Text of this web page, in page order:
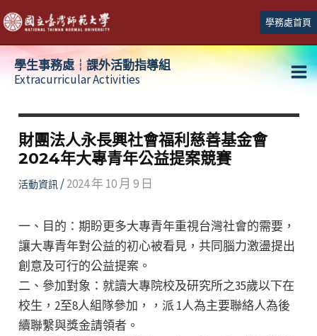
跳
至
主
學務處首頁
學生事務處┆課外活動指導組
Extracurricular Activities
財團法人永長興社會福利慈善基金會
2024年大專青年公益提案競賽
活動資訊/2024 年 10 月 9 日
一、目的：期盼更多大專青年重視台灣社會的需要，
讓大專青年對公益的初心被看見，共同腦力激盪提出
創意及可行的公益提案。
二、參加對象：就讀大專院校及研究所之35歲以下在
校生，2至8人組隊參加，，派 1人為主要聯絡人為後
續聯繫與獎金請領者。